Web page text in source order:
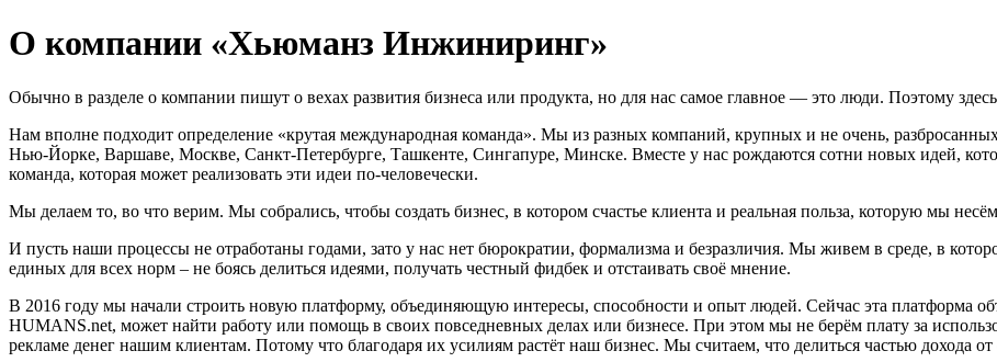
О компании «Хьюманз Инжиниринг»
Обычно в разделе о компании пишут о вехах развития бизнеса или продукта, но для нас самое главное — это люди. Поэтому
Нам вполне подходит определение «крутая международная команда». Мы из разных компаний, крупных и не очень,
Нью-Йорке, Варшаве, Москве, Санкт-Петербурге, Ташкенте, Сингапуре, Минске. Вместе у нас рождаются сотни новых идей,
команда, которая может реализовать эти идеи по-человечески.
Мы делаем то, во что верим. Мы собрались, чтобы создать бизнес, в котором счастье клиента и реальная польза, которую мы
И пусть наши процессы не отработаны годами, зато у нас нет бюрократии, формализма и безразличия. Мы живем в среде, в
единых для всех норм – не боясь делиться идеями, получать честный фидбек и отстаивать своё мнение.
В 2016 году мы начали строить новую платформу, объединяющую интересы, способности и опыт людей. Сейчас эта платформа
HUMANS.net, может найти работу или помощь в своих повседневных делах или бизнесе. При этом мы не берём плату за
рекламе денег нашим клиентам. Потому что благодаря их усилиям растёт наш бизнес. Мы считаем, что делиться частью дохода от